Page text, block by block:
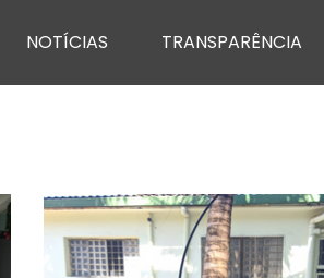
NOTÍCIAS TRANSPARÊNCIA